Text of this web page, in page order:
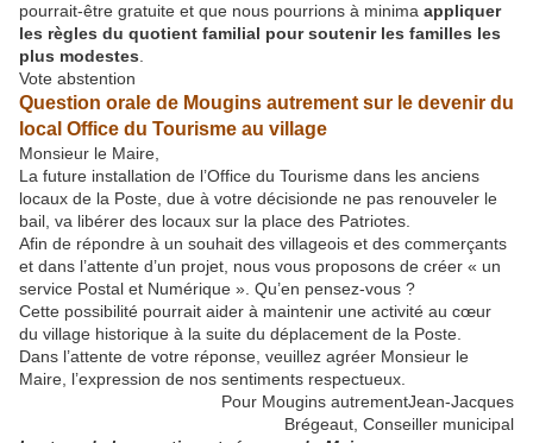
pourrait-être gratuite et que nous pourrions à minima appliquer
les règles du quotient familial pour soutenir les familles les
plus modestes
Vote abstention
Question orale de Mougins autrement sur le devenir du
local Office du Tourisme au village
Monsieur le Maire,
La future installation de l’Office du Tourisme dans les anciens
locaux de la Poste, due à votre décisionde ne pas renouveler le
bail, va libérer des locaux sur la place des Patriotes.
Afin de répondre à un souhait des villageois et des commerçants
et dans l’attente d’un projet, nous vous proposons de créer « un
service Postal et Numérique ». Qu’en pensez-vous ?
Cette possibilité pourrait aider à maintenir une activité au cœur
du village historique à la suite du déplacement de la Poste.
Dans l’attente de votre réponse, veuillez agréer Monsieur le
Maire, l’expression de nos sentiments respectueux.
Pour Mougins autrementJean-Jacques
Brégeaut, Conseiller municipal